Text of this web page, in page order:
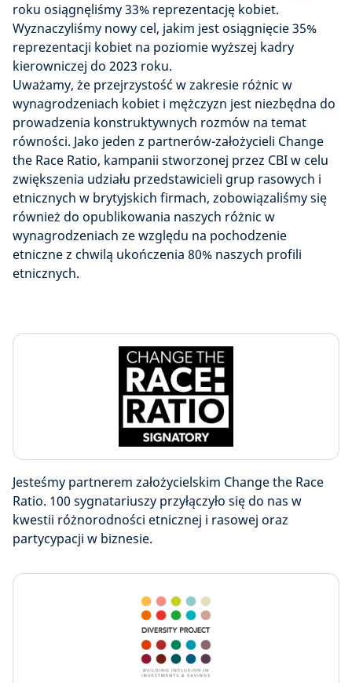
roku osiągnęliśmy 33% reprezentację kobiet.
Wyznaczyliśmy nowy cel, jakim jest osiągnięcie 35%
reprezentacji kobiet na poziomie wyższej kadry
kierowniczej do 2023 roku.
Uważamy, że przejrzystość w zakresie różnic w
wynagrodzeniach kobiet i mężczyzn jest niezbędna do
prowadzenia konstruktywnych rozmów na temat
równości. Jako jeden z partnerów-założycieli Change
the Race Ratio, kampanii stworzonej przez CBI w celu
zwiększenia udziału przedstawicieli grup rasowych i
etnicznych w brytyjskich firmach, zobowiązaliśmy się
również do opublikowania naszych różnic w
wynagrodzeniach ze względu na pochodzenie
etniczne z chwilą ukończenia 80% naszych profili
etnicznych.
Jesteśmy partnerem założycielskim Change the Race
Ratio. 100 sygnatariuszy przyłączyło się do nas w
kwestii różnorodności etnicznej i rasowej oraz
partycypacji w biznesie.